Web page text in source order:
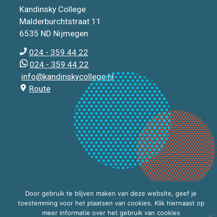
Kandinsky College
Malderburchtstraat 11
6535 ND Nijmegen
024 - 359 44 22
024 - 359 44 22
info@kandinskycollege.nl
Route
Door gebruik te blijven maken van deze website, geef je
toestemming voor het plaatsen van cookies. Klik hiernaast op
meer informatie over het gebruik van cookies